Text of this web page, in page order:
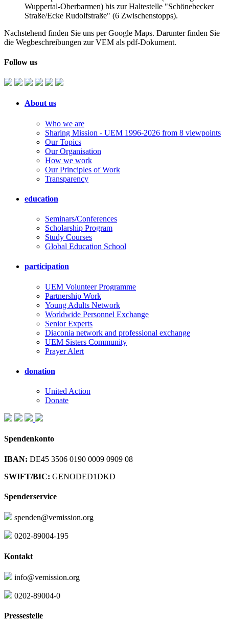
Wuppertal-Oberbarmen) bis zur Haltestelle "Schönebecker
Straße/Ecke Rudolfstraße" (6 Zwischenstopps).
Nachstehend finden Sie uns per Google Maps. Darunter finden Sie
die Wegbeschreibungen zur VEM als pdf-Dokument.
Follow us
About us
Who we are
Sharing Mission - UEM 1996-2026 from 8 viewpoints
Our Topics
Our Organisation
How we work
Our Principles of Work
Transparency
education
Seminars/Conferences
Scholarship Program
Study Courses
Global Education School
participation
UEM Volunteer Programme
Partnership Work
Young Adults Network
Worldwide Personnel Exchange
Senior Experts
Diaconia network and professional exchange
UEM Sisters Community
Prayer Alert
donation
United Action
Donate
Spendenkonto
IBAN: DE45 3506 0190 0009 0909 08
SWIFT/BIC: GENODED1DKD
Spenderservice
spenden@vemission.org
0202-89004-195
Kontakt
info@vemission.org
0202-89004-0
Pressestelle